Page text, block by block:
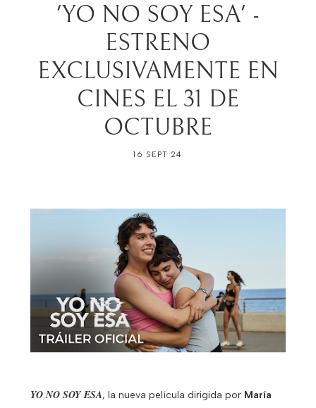
'YO NO SOY ESA' -
ESTRENO
EXCLUSIVAMENTE EN
CINES EL 31 DE
OCTUBRE
16 SEPT 24
YO NO SOY ESA, la nueva película dirigida por María